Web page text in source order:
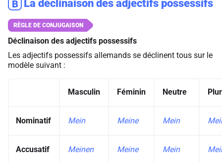
B La déclinaison des adjectifs possessifs
Déclinaison des adjectifs possessifs
Les adjectifs possessifs allemands se déclinent tous sur le
modèle suivant :
Masculin Féminin Neutre
Nominatif Mein Meine Mein
Accusatif Meinen Meine Mein